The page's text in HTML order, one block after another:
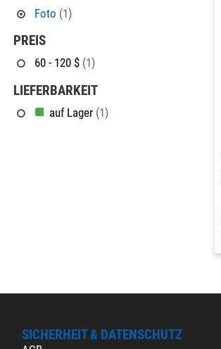
Foto (1)
PREIS
60 - 120 $ (1)
LIEFERBARKEIT
auf Lager (1)
SICHERHEIT & DATENSCHUTZ